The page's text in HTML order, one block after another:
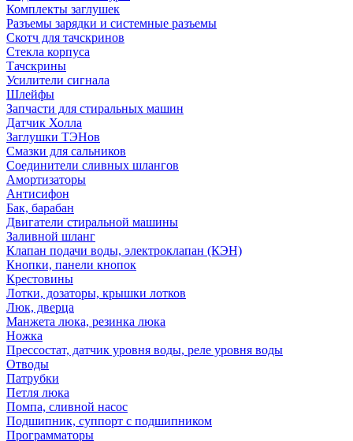
Комплекты заглушек
Разъемы зарядки и системные разъемы
Скотч для тачскринов
Стекла корпуса
Тачскрины
Усилители сигнала
Шлейфы
Запчасти для стиральных машин
Датчик Холла
Заглушки ТЭНов
Смазки для сальников
Соединители сливных шлангов
Амортизаторы
Антисифон
Бак, барабан
Двигатели стиральной машины
Заливной шланг
Клапан подачи воды, электроклапан (КЭН)
Кнопки, панели кнопок
Крестовины
Лотки, дозаторы, крышки лотков
Люк, дверца
Манжета люка, резинка люка
Ножка
Прессостат, датчик уровня воды, реле уровня воды
Отводы
Патрубки
Петля люка
Помпа, сливной насос
Подшипник, суппорт с подшипником
Программаторы